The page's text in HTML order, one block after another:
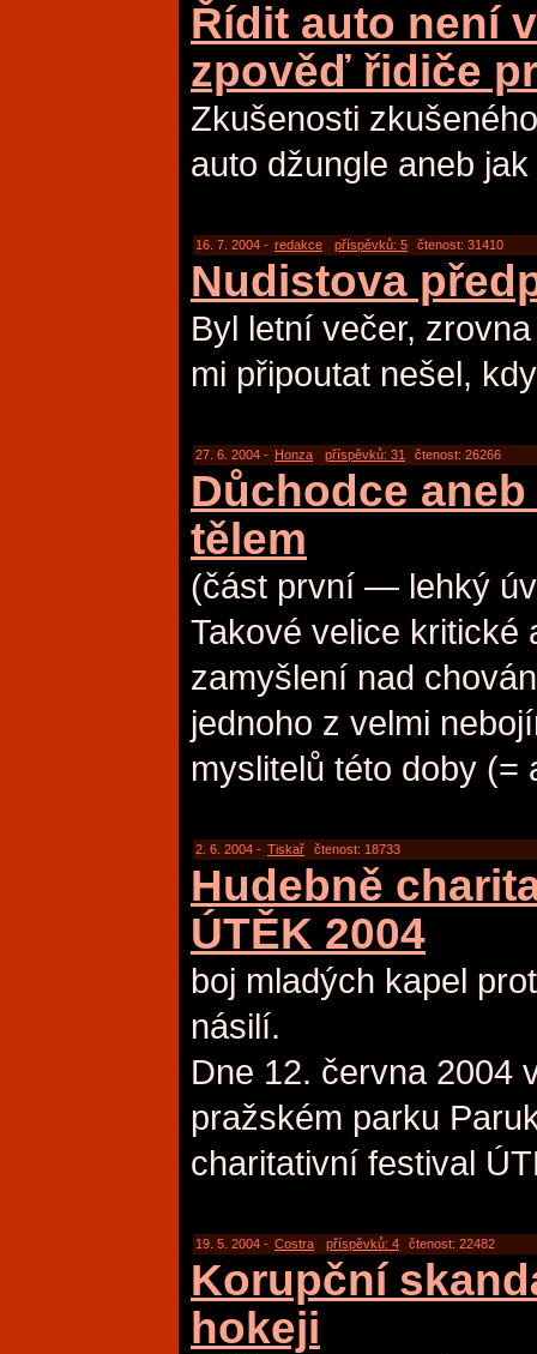
Řídit auto není
zpověď řidiče
Zkušenosti
auto džungle aneb
16. 7. 2004 - redakce příspěvků: 5 čtenost: 31410
Nudistova
Byl letní večer,
mi připoutat nešel,
27. 6. 2004 - Honza příspěvků: 31 čtenost: 26266
Důchodce
tělem
(část první — lehký
Takové velice kritické
zamyšlení nad
jednoho z velmi
myslitelů této doby (=
2. 6. 2004 - Tiskař čtenost: 18733
Hudebně
ÚTĚK 2004
boj mladých kapel
násilí.
Dne 12. června 2004
pražském parku
charitativní festival
19. 5. 2004 - Costra příspěvků: 4 čtenost: 22482
Korupční
hokeji